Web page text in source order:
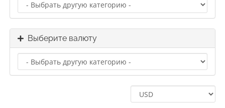
Выберите валюту